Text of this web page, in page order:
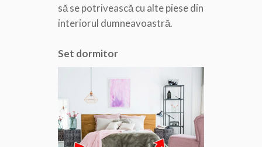
să se potrivească cu alte piese din
interiorul dumneavoastră.
Set dormitor